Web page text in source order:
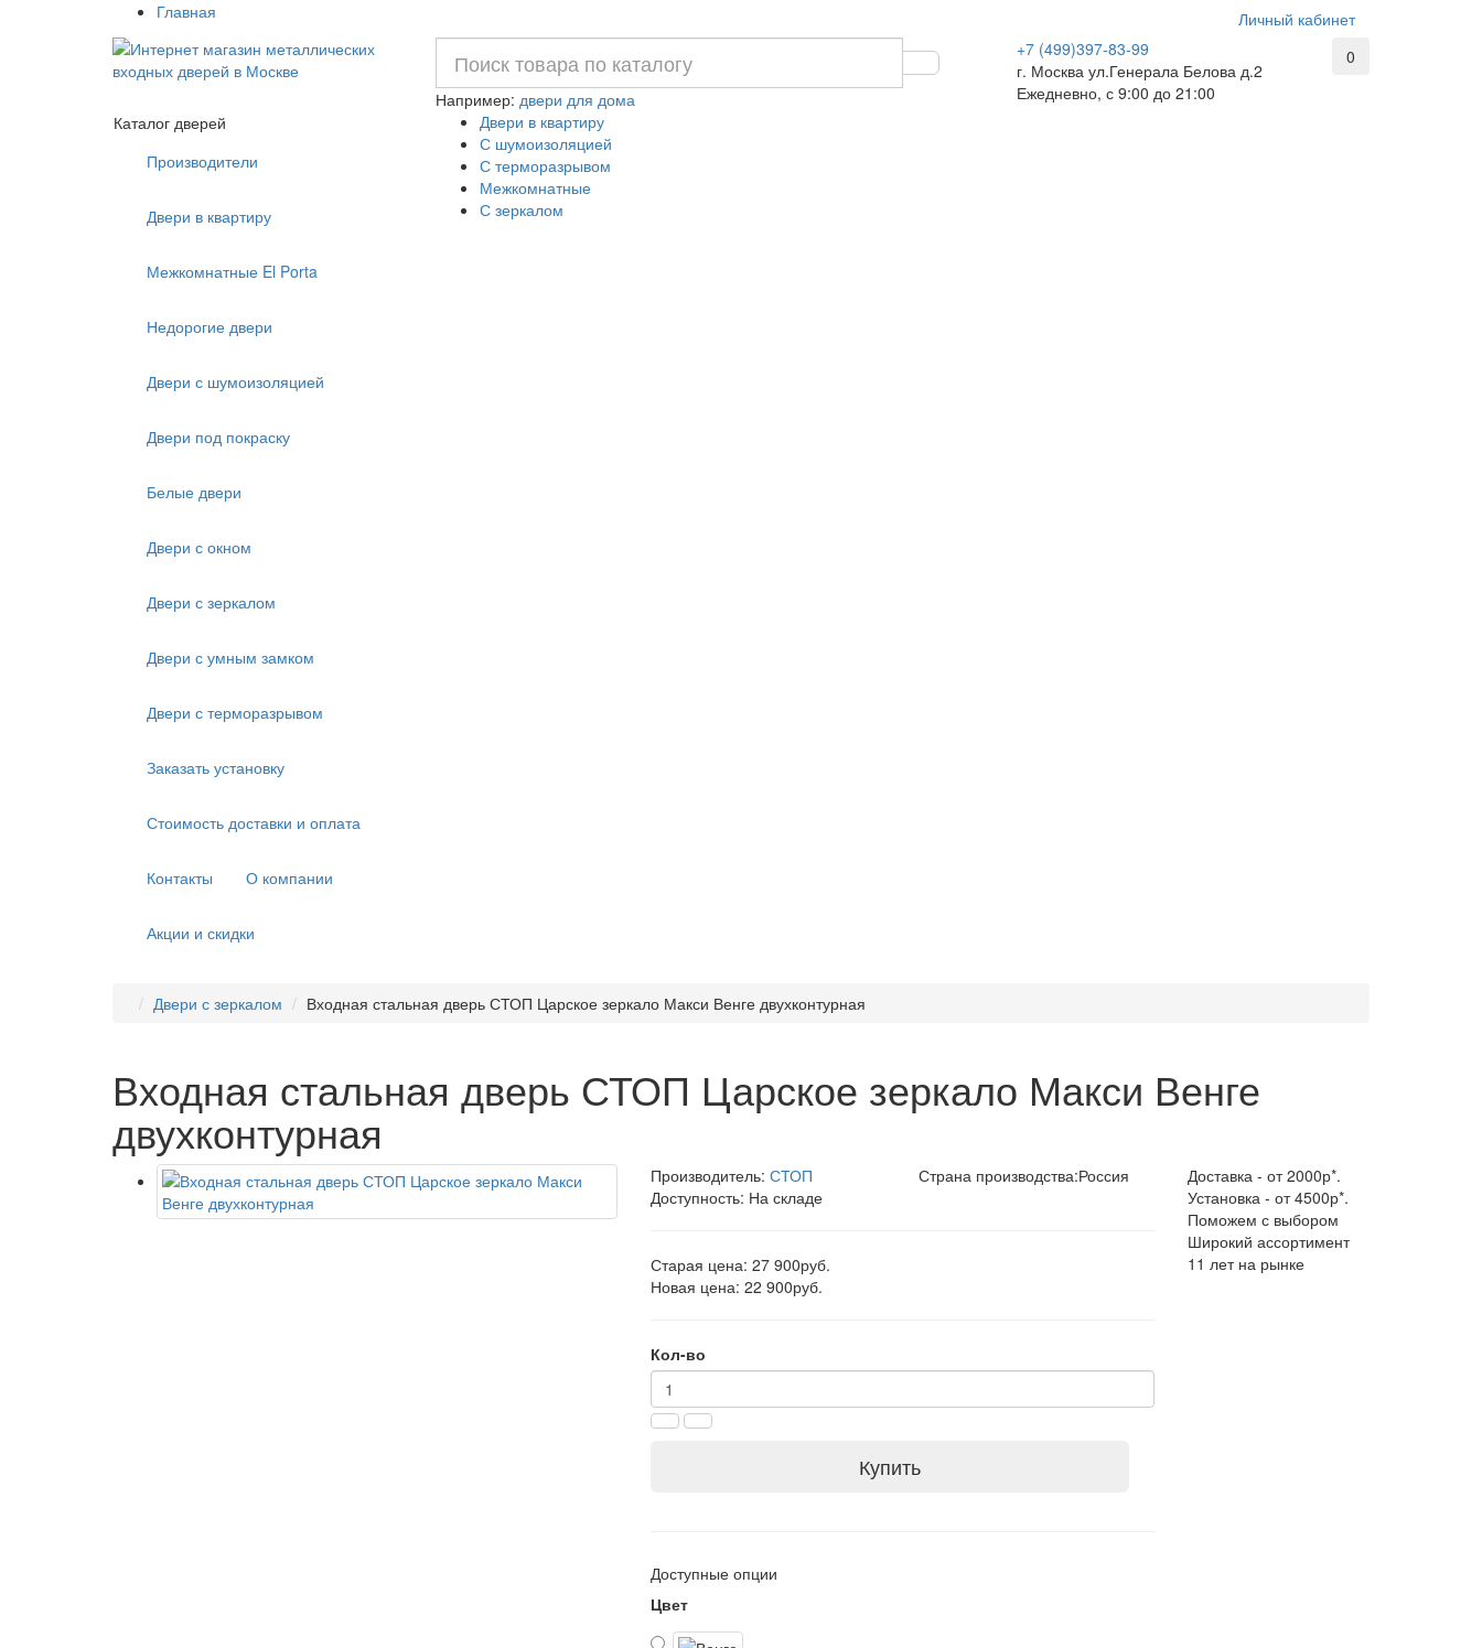
Личный кабинет
Главная
+7 (499)397-83-99
г. Москва ул.Генерала Белова д.2
Ежедневно, с 9:00 до 21:00
0
Например: двери для дома
Двери в квартиру
С шумоизоляцией
С терморазрывом
Межкомнатные
С зеркалом
Каталог дверей
Производители
Двери в квартиру
Межкомнатные El Porta
Недорогие двери
Двери с шумоизоляцией
Двери под покраску
Белые двери
Двери с окном
Двери с зеркалом
Двери с умным замком
Двери с терморазрывом
Заказать установку
Стоимость доставки и оплата
Контакты О компании
Акции и скидки
Двери с зеркалом Входная стальная дверь СТОП Царское зеркало Макси Венге двухконтурная
Входная стальная дверь СТОП Царское зеркало Макси Венге
двухконтурная
Производитель: СТОП Страна производства:Россия
Доступность: На складе
Старая цена: 27 900руб.
Новая цена: 22 900руб.
Кол-во
Купить
Доступные опции
Цвет
Доставка - от 2000р*.
Установка - от 4500р*.
Поможем с выбором
Широкий ассортимент
11 лет на рынке